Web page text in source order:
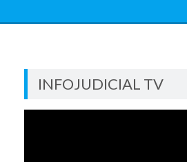
INFOJUDICIAL TV